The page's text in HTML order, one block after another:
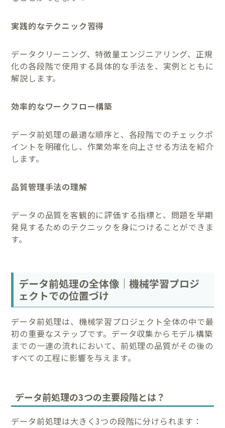
実践的なテクニック習得
データクリーニング、特徴量エンジニアリング、正規
化の各段階で使用する具体的な手法を、実例とともに
解説します。
効率的なワークフロー構築
データ前処理の最適な順序と、各段階でのチェックポ
イントを明確化し、作業効率を向上させる方法を紹介
します。
品質管理手法の理解
データの品質を客観的に評価する指標と、問題を早期
発見するためのテクニックを身につけることができま
す。
データ前処理の全体像｜機械学習プロジ
ェクトでの位置づけ
データ前処理は、機械学習プロジェクト全体の中で最
初の重要なステップです。データ収集からモデル構築
までの一連の流れにおいて、前処理の品質がその後の
すべての工程に影響を与えます。
データ前処理の3つの主要段階とは？
データ前処理は大きく3つの段階に分けられます：